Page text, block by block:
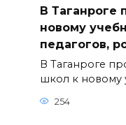
В Таганроге
новому
педагогов,
В Таганроге
школ к новому
254